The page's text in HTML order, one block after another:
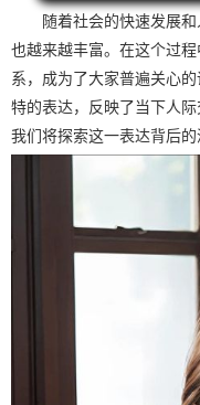
随着社会的快速发展
也越来越丰富。在这个过
系，成为了大家普遍关心
特的表达，反映了当下人
我们将探索这一表达背后